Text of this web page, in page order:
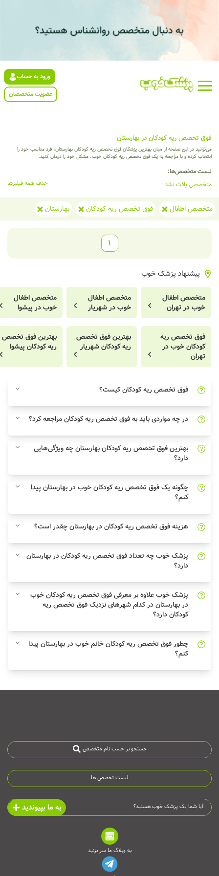
ورود به حساب
عضویت متخصصان
فوق تخصص ریه کودکان در بهارستان
می‌توانید در این صفحه از میان بهترین پزشکان فوق تخصص ریه کودکان بهارستان، فرد مناسب خود را
انتخاب کرده و با مراجعه به یک فوق تخصص ریه کودکان خوب، مشکل خود را درمان کنید.
لیست متخصص‌ها:
متخصصی یافت نشد
حذف همه فیلترها
متخصص اطفال فوق تخصص ریه کودکان بهارستان
1
پیشنهاد پزشک خوب
متخصص اطفال
خوب در تهران
متخصص اطفال
خوب در شهریار
متخصص اطفال
خوب در پیشوا
فوق تخصص ریه
کودکان خوب در
تهران
بهترین فوق تخصص
ریه کودکان شهریار
بهترین فوق تخصص
ریه کودکان پیشوا
فوق تخصص ریه کودکان کیست؟
در چه مواردی باید به فوق تخصص ریه کودکان مراجعه کرد؟
بهترین فوق تخصص ریه کودکان بهارستان چه ویژگی‌هایی
دارد؟
چگونه یک فوق تخصص ریه کودکان خوب در بهارستان پیدا
کنم؟
هزینه فوق تخصص ریه کودکان در بهارستان چقدر است؟
پزشک خوب چه تعداد فوق تخصص ریه کودکان در بهارستان
دارد؟
پزشک خوب علاوه بر معرفی فوق تخصص ریه کودکان خوب
در بهارستان در کدام شهرهای نزدیک فوق تخصص ریه
کودکان دارد؟
چطور فوق تخصص ریه کودکان خانم خوب در بهارستان پیدا
کنم؟
جستجو بر حسب نام متخصص
لیست تخصص ها
آیا شما یک پزشک خوب هستید؟ به ما بپیوندید
به وبلاگ ما سر بزنید